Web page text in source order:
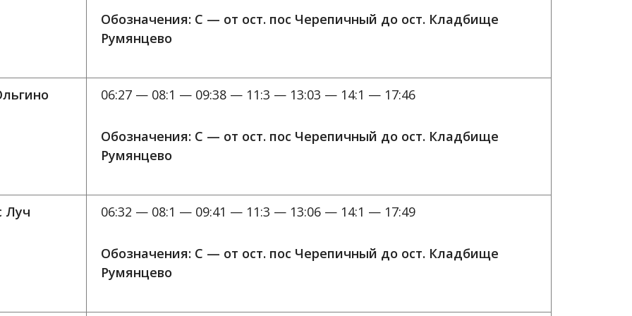
Обозначения: C — от ост. пос Черепичный до ост. Кладбище
Румянцево
06:27 — 08:1 — 09:38 — 11:3 — 13:03 — 14:1 — 17:46
Обозначения: C — от ост. пос Черепичный до ост. Кладбище
Румянцево
Луч 06:32 — 08:1 — 09:41 — 11:3 — 13:06 — 14:1 — 17:49
Обозначения: C — от ост. пос Черепичный до ост. Кладбище
Румянцево